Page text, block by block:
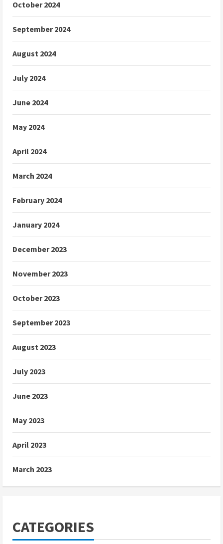
October 2024
September 2024
August 2024
July 2024
June 2024
May 2024
April 2024
March 2024
February 2024
January 2024
December 2023
November 2023
October 2023
September 2023
August 2023
July 2023
June 2023
May 2023
April 2023
March 2023
CATEGORIES